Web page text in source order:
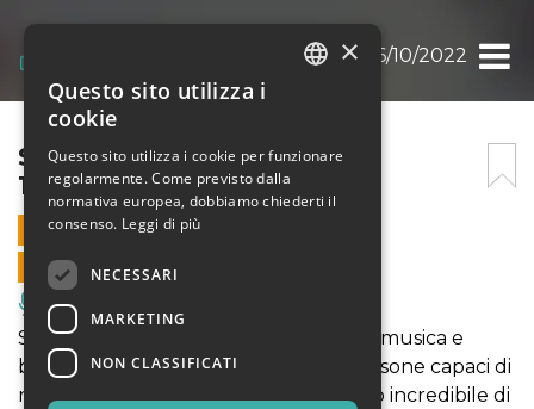
SWING’N’MILAN 2022 – 16/10/2022
SWING’N’MILAN 2022 –
16/10/2022
16 OTTOBRE 2022 - 22:00
VENDITE ONLINE TERMINATE
Musica, Eventi Live, Club
Swing’n’Milan è un festival non solo di musica e
ballo, ma soprattutto di anime e di persone capaci di
rendere questi tre giorni un momento incredibile di
×
Questo sito utilizza i
cookie
Questo sito utilizza i cookie per funzionare
regolarmente. Come previsto dalla
normativa europea, dobbiamo chiederti il
consenso. Leggi di più
NECESSARI
MARKETING
NON CLASSIFICATI